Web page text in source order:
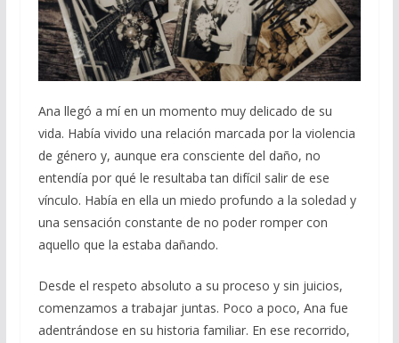
Ana llegó a mí en un momento muy delicado de su
vida. Había vivido una relación marcada por la violencia
de género y, aunque era consciente del daño, no
entendía por qué le resultaba tan difícil salir de ese
vínculo. Había en ella un miedo profundo a la soledad y
una sensación constante de no poder romper con
aquello que la estaba dañando.
Desde el respeto absoluto a su proceso y sin juicios,
comenzamos a trabajar juntas. Poco a poco, Ana fue
adentrándose en su historia familiar. En ese recorrido,